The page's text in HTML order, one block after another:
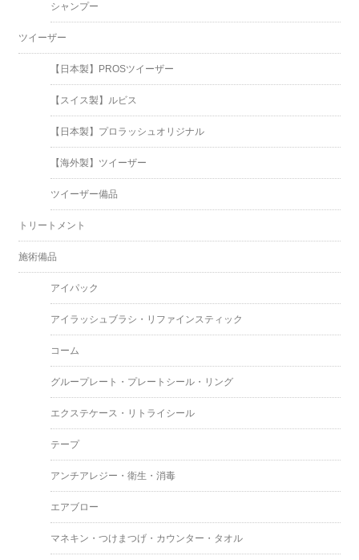
シャンプー
ツイーザー
【日本製】PROSツイーザー
【スイス製】ルビス
【日本製】プロラッシュオリジナル
【海外製】ツイーザー
ツイーザー備品
トリートメント
施術備品
アイパック
アイラッシュブラシ・リファインスティック
コーム
グループレート・プレートシール・リング
エクステケース・リトライシール
テープ
アンチアレジー・衛生・消毒
エアブロー
マネキン・つけまつげ・カウンター・タオル